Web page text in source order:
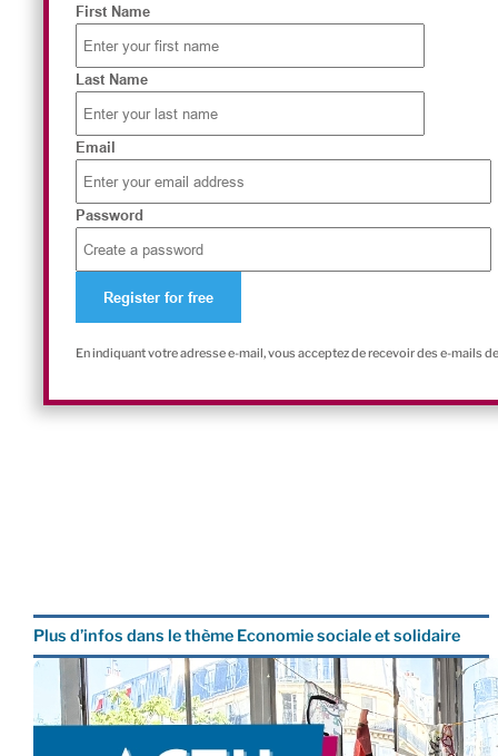
First Name
Last Name
Email
Password
En indiquant votre adresse e-mail, vous acceptez de recevoir des e-mails
Plus d’infos dans le thème Economie sociale et solidaire